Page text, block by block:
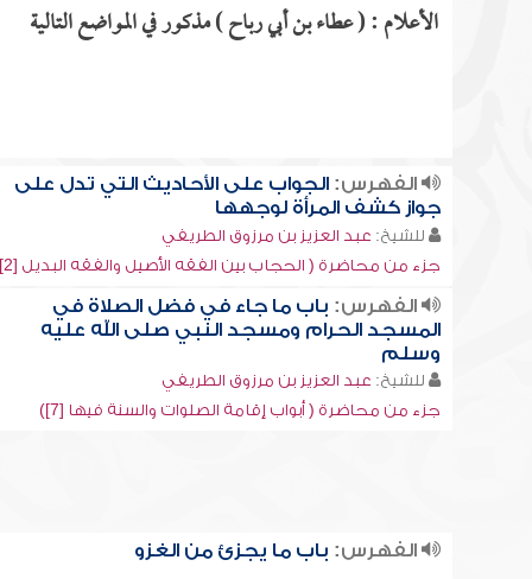
الأعلام : ( عطاء بن أبي رباح ) مذكور في المواضع التالية
الفهرس:الجواب على الأحاديث التي تدل على
جواز كشف المرأة لوجهها
للشيخ: عبد العزيز بن مرزوق الطريفي
جزء من محاضرة ( الحجاب بين الفقه الأصيل والفقه البديل [2])
الفهرس: باب ما جاء في فضل الصلاة في
المسجد الحرام ومسجد النبي صلى الله عليه
وسلم
للشيخ: عبد العزيز بن مرزوق الطريفي
جزء من محاضرة ( أبواب إقامة الصلوات والسنة فيها [7])
الفهرس: باب ما يجزئ من الغزو